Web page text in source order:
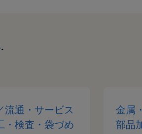
流通・サービス
・検査・袋づめ
金属
部品